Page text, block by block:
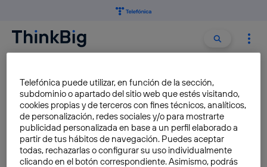
Buscar
BIZKAIA ZIENTZIA PLAZA
Science in Spain 2017-2018:
nuevas convocatorias para
investigadores
Mar Peralbo
Telefónica puede utilizar, en función de la sección,
subdominio o apartado del sitio web que estés visitando,
cookies propias y de terceros con fines técnicos, analíticos,
de personalización, redes sociales y/o para mostrarte
publicidad personalizada en base a un perfil elaborado a
partir de tus hábitos de navegación. Puedes aceptar
todas, rechazarlas o configurar su uso individualmente
clicando en el botón correspondiente. Asimismo, podrás